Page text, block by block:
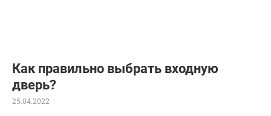
Как правильно выбрать входную
дверь?
25.04.2022